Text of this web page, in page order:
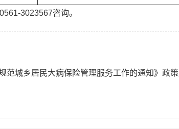
3023567咨询。
范城乡居民大病保险管理服务工作的通知》政